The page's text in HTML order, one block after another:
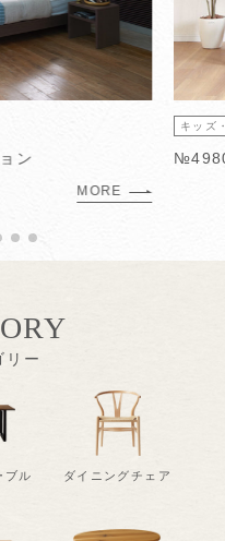
ン
MORE
キッズ
ブル ダイニングチェア
リー